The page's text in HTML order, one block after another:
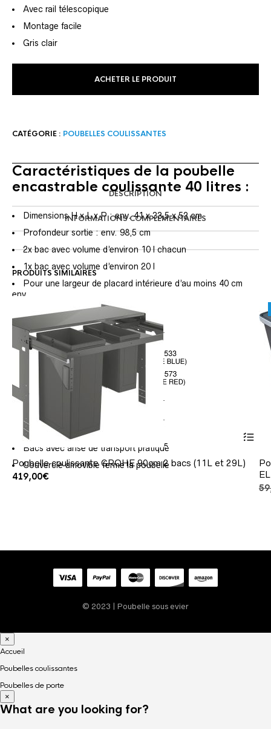
Avec rail télescopique
Montage facile
Gris clair
ACHETER LE PRODUIT
CATÉGORIE : POUBELLES COULISSANTES
DESCRIPTION
INFORMATIONS COMPLÉMENTAIRES
Caractéristiques de la poubelle
encastrable coulissante 40 litres :
Dimensions H x L x P : env. 41 x 33,5 x 52 cm
Profondeur sortie : env. 98,5 cm
2x bac avec volume d’environ 10 l chacun
1x bac avec volume d’environ 20 l
Pour une largeur de placard intérieure d’au moins 40 cm
env.
Pèse au total env. 6,3 kg
En plastique (ABS, PP), métal
En gris clair
Avantages :
Montage facile sous l’évier de la cuisine
3 bacs en 2 tailles différentes
Retirable grâce au rail télescopique
Bacs avec anse de transport pratique
Couvercle amovible ferme la poubelle
PRODUITS SIMILAIRES
Poubelle coulissante GROHE 90cm 2 bacs (11L et 29L)
419,00€
© 2023 | Poubelle sous evier
×
Accueil
Poubelles coulissantes
Poubelles de porte
×
What are you looking for?